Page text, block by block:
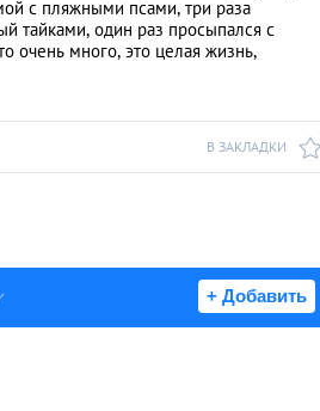
с пляжными псами, три раза
тайками, один раз просыпался с
очень много, это целая жизнь,
В ЗАКЛАДКИ
+ Добавить